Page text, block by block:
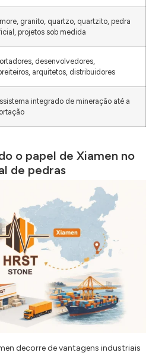
granito, quartzo, quartzito, pedra
projetos sob medida
desenvolvedores,
arquitetos, distribuidores
integrado de mineração até a
o papel de Xiamen no
de pedras
decorre de vantagens industriais